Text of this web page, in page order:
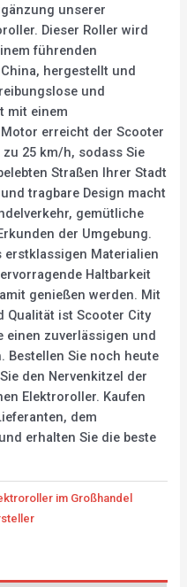
unserer
Dieser Roller wird
führenden
hergestellt und
und
mit einem
erreicht der Scooter
25 km/h, sodass Sie
Straßen Ihrer Stadt
tragbare Design macht
gemütliche
der Umgebung.
erstklassigen Materialien
Haltbarkeit
genießen werden. Mit
Qualität ist Scooter City
einen zuverlässigen und
Bestellen Sie noch heute
den Nervenkitzel der
Elektroroller. Kaufen
dem
erhalten Sie die beste
im Großhandel